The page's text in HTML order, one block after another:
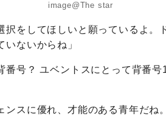
image@The star
択をしてほしいと願っているよ。
ないからね」
番号？ ユベントスにとって背番
ンスに優れ、才能のある青年だね